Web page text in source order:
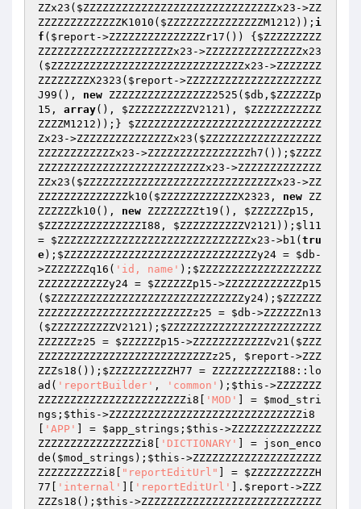
ZZx23( $ZZZZZZZZZZZZZZZZZZZZZZZZZZZZZZx23 ->ZZ
ZZZZZZZZZZZZZK1010( $ZZZZZZZZZZZZZZZM1212 )); i
f ( $report ->ZZZZZZZZZZZZZZZr17()) { $ZZZZZZZZZ
ZZZZZZZZZZZZZZZZZZZZZx23 ->ZZZZZZZZZZZZZZZx23
( $ZZZZZZZZZZZZZZZZZZZZZZZZZZZZZZx23 ->ZZZZZZZ
ZZZZZZZZX2323( $report ->ZZZZZZZZZZZZZZZZZZZZZ
J99(), new ZZZZZZZZZZZZZZZZ2525( $db , $ZZZZZZp
15 , array(), $ZZZZZZZZZZV2121 ), $ZZZZZZZZZZZ
ZZZZM1212 ));} $ZZZZZZZZZZZZZZZZZZZZZZZZZZZZZ
Zx23 ->ZZZZZZZZZZZZZZZx23( $ZZZZZZZZZZZZZZZZZZ
ZZZZZZZZZZZZx23 ->ZZZZZZZZZZZZZZZZh7()); $ZZZZ
ZZZZZZZZZZZZZZZZZZZZZZZZZZx23 ->ZZZZZZZZZZZZZ
ZZx23( $ZZZZZZZZZZZZZZZZZZZZZZZZZZZZZZx23 ->ZZ
ZZZZZZZZZZZZZZk10( $ZZZZZZZZZZZZX2323 , new ZZ
ZZZZZZk10(), new ZZZZZZZZt19(), $ZZZZZZp15
$ZZZZZZZZZZZZZZZI88 , $ZZZZZZZZZZV2121 )); $l11
= $ZZZZZZZZZZZZZZZZZZZZZZZZZZZZZZx23 ->b1( tru
e); $ZZZZZZZZZZZZZZZZZZZZZZZZZZZZZZy24 = $db -
>ZZZZZZZq16( 'id, name' ); $ZZZZZZZZZZZZZZZZZZZ
ZZZZZZZZZZZy24 = $ZZZZZZp15 ->ZZZZZZZZZZZZp15
( $ZZZZZZZZZZZZZZZZZZZZZZZZZZZZZZy24); $ZZZZZZ
ZZZZZZZZZZZZZZZZZZZZZZZZz25 = $db ->ZZZZZZn13
( $ZZZZZZZZZZV2121 ); $ZZZZZZZZZZZZZZZZZZZZZZZZ
ZZZZZZz25 = $ZZZZZZp15 ->ZZZZZZZZZZZZv21( $ZZZ
ZZZZZZZZZZZZZZZZZZZZZZZZZZZz25 , $report ->ZZZ
ZZZs18()); $ZZZZZZZZZZH77 = ZZZZZZZZZZI88::lo
ad( 'reportBuilder' , 'common' ); $this ->ZZZZZZZ
ZZZZZZZZZZZZZZZZZZZZZZZi8[
'MOD' ] = $mod_stri
ngs ; $this ->ZZZZZZZZZZZZZZZZZZZZZZZZZZZZZZi8
'APP' ] = $app_strings ; $this ->ZZZZZZZZZZZZZZ
ZZZZZZZZZZZZZZZZi8[
'DICTIONARY'
] = json_enco
de( $mod_strings ); $this ->ZZZZZZZZZZZZZZZZZZZZ
ZZZZZZZZZZi8[
"reportEditUrl" ] = $ZZZZZZZZZZH
77
'internal' 'reportEditUrl' ]. $report ->ZZZ
ZZZs18(); $this ->ZZZZZZZZZZZZZZZZZZZZZZZZZZZZ